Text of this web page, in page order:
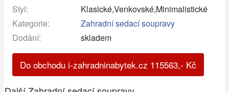
Styl:
Klasické,Venkovské,Minimalistické
Kategorie:
Zahradní sedací soupravy
Dodání:
skladem
Do obchodu i-zahradninabytek.cz 115563,- Kč